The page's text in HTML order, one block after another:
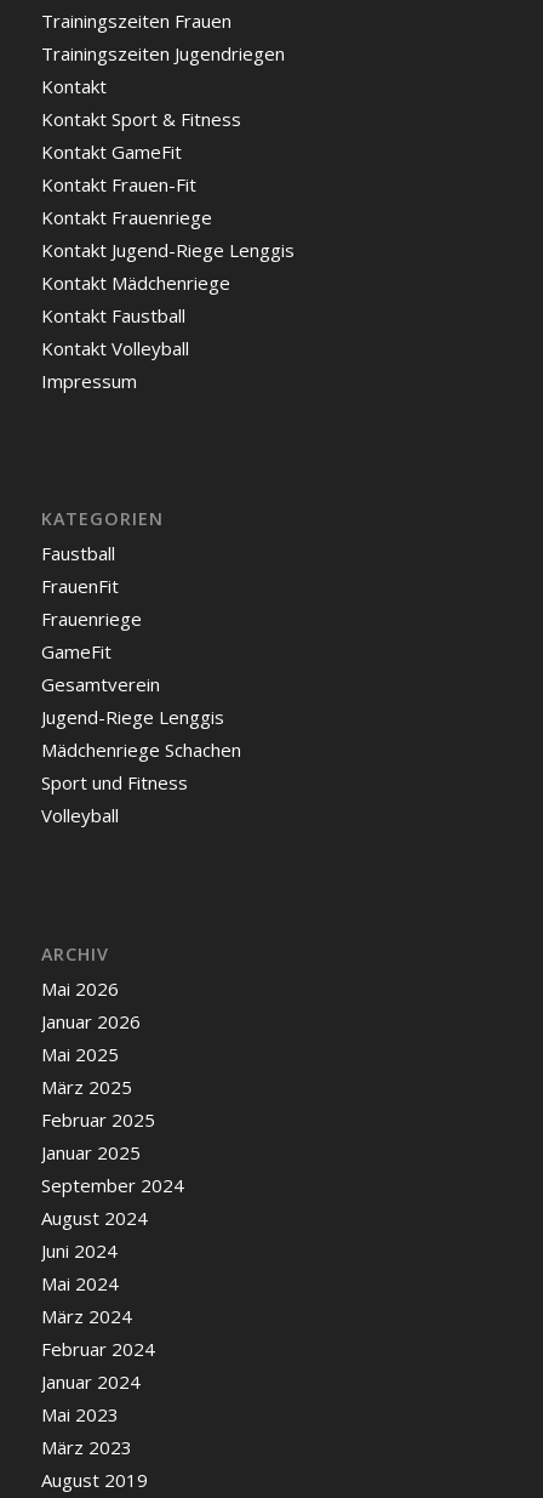
Trainingszeiten Frauen
Trainingszeiten Jugendriegen
Kontakt
Kontakt Sport & Fitness
Kontakt GameFit
Kontakt Frauen-Fit
Kontakt Frauenriege
Kontakt Jugend-Riege Lenggis
Kontakt Mädchenriege
Kontakt Faustball
Kontakt Volleyball
Impressum
KATEGORIEN
Faustball
FrauenFit
Frauenriege
GameFit
Gesamtverein
Jugend-Riege Lenggis
Mädchenriege Schachen
Sport und Fitness
Volleyball
ARCHIV
Mai 2026
Januar 2026
Mai 2025
März 2025
Februar 2025
Januar 2025
September 2024
August 2024
Juni 2024
Mai 2024
März 2024
Februar 2024
Januar 2024
Mai 2023
März 2023
August 2019